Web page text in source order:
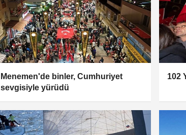
Menemen'de binler, Cumhuriyet
sevgisiyle yürüdü
102